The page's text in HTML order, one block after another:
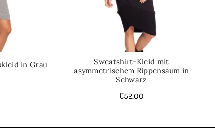
in Grau
Sweatshirt-Kleid mit
asymmetrischem Rippensaum in
Schwarz
€52.00